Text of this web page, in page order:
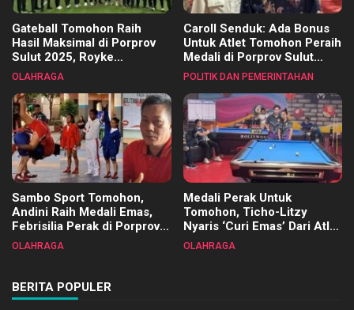
Gateball Tomohon Raih
Hasil Maksimal di Porprov
Sulut 2025, Royke
Tangkawarouw Ucapkan
OLAHRAGA
Caroll Senduk: Ada Bonus
Untuk Atlet Tomohon Peraih
Medali di Porprov Sulut
2025
POLITIK DAN PEMERINTAHAN
Sambo Sport Tomohon,
Andini Raih Medali Emas,
Febrisilia Perak di Porprov
Sulut 2025
OLAHRAGA
Medali Perak Untuk
Tomohon, Ticho-Litzy
Nyaris ‘Curi Emas’ Dari Atlet
Biliar PON di Porprov Sulut
OLAHRAGA
BERITA POPULER